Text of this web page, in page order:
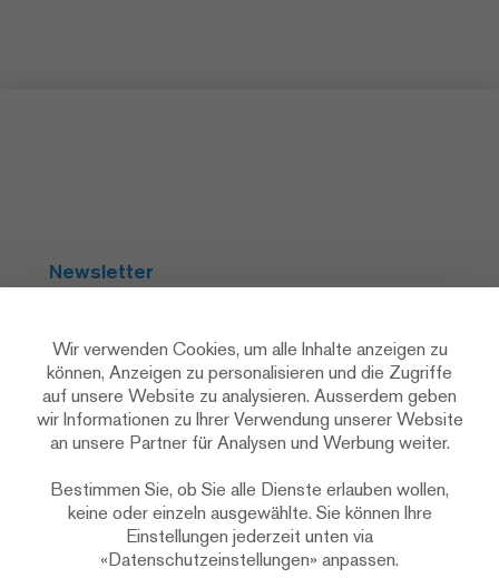
Newsletter
Social Media
Wir verwenden Cookies, um alle Inhalte anzeigen zu
können, Anzeigen zu personalisieren und die Zugriffe
auf unsere Website zu analysieren. Ausserdem geben
wir Informationen zu Ihrer Verwendung unserer Website
an unsere Partner für Analysen und Werbung weiter.
Bestimmen Sie, ob Sie alle Dienste erlauben wollen,
keine oder einzeln ausgewählte. Sie können Ihre
Einstellungen jederzeit unten via
«Datenschutzeinstellungen» anpassen.